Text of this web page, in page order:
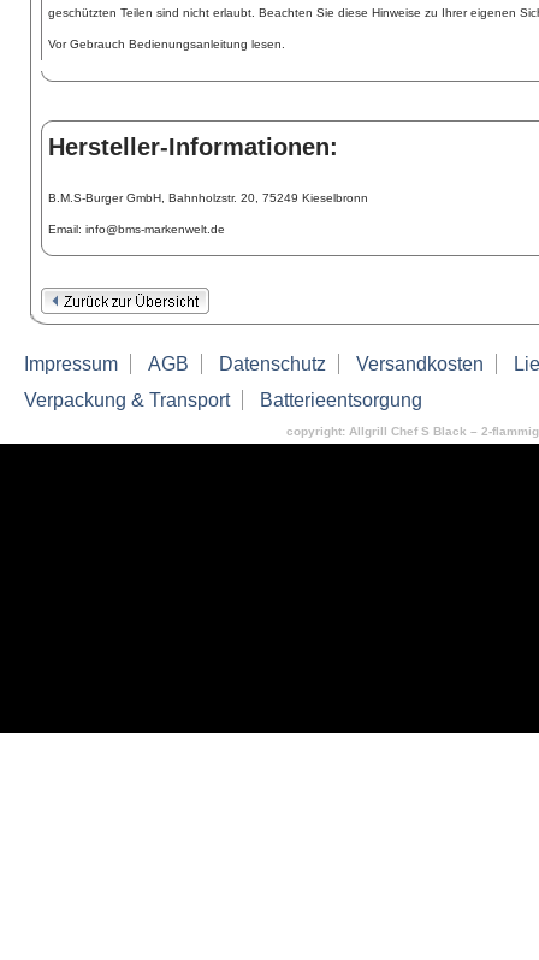
geschützten Teilen sind nicht erlaubt. Beachten Sie diese Hinweise zu Ihrer eigenen
Vor Gebrauch Bedienungsanleitung lesen.
Hersteller-Informationen:
B.M.S-Burger GmbH, Bahnholzstr. 20, 75249 Kieselbronn
Email: info@bms-markenwelt.de
Impressum AGB Datenschutz Versandkosten
Verpackung & Transport
Batterieentsorgung
copyright: Allgrill Chef S Black – 2-